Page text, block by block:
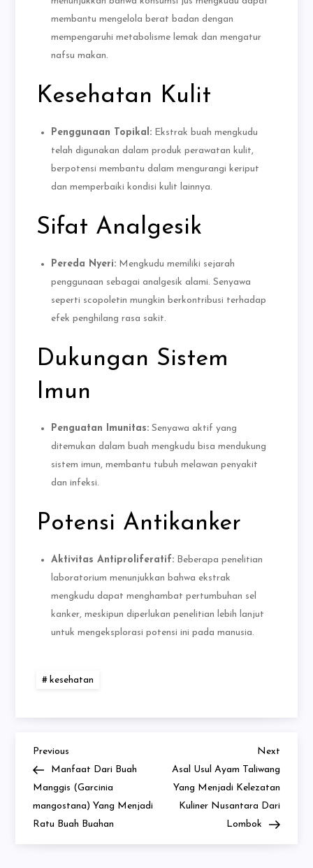
membantu mengelola berat badan dengan
mempengaruhi metabolisme lemak dan mengatur
nafsu makan.
Kesehatan Kulit
Penggunaan Topikal: Ekstrak buah mengkudu
telah digunakan dalam produk perawatan kulit,
berpotensi membantu dalam mengurangi keriput
dan memperbaiki kondisi kulit lainnya.
Sifat Analgesik
Pereda Nyeri: Mengkudu memiliki sejarah
penggunaan sebagai analgesik alami. Senyawa
seperti scopoletin mungkin berkontribusi terhadap
efek penghilang rasa sakit.
Dukungan Sistem
Imun
Penguatan Imunitas: Senyawa aktif yang
ditemukan dalam buah mengkudu bisa mendukung
sistem imun, membantu tubuh melawan penyakit
dan infeksi.
Potensi Antikanker
Aktivitas Antiproliferatif: Beberapa penelitian
laboratorium menunjukkan bahwa ekstrak
mengkudu dapat menghambat pertumbuhan sel
kanker, meskipun diperlukan penelitian lebih lanjut
untuk mengeksplorasi potensi ini pada manusia.
kesehatan
Navigasi
pos
Previous
Post
Previous
Manfaat Dari Buah
Manggis (Garcinia
mangostana) Yang Menjadi
Ratu Buah Buahan
Next
Post
Next
Asal Usul Ayam Taliwang
Yang Menjadi Kelezatan
Kuliner Nusantara Dari
Lombok